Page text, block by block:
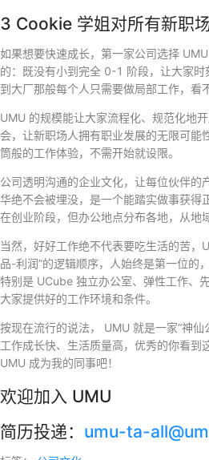
3 Cookie 学姐对所有新职
如果想要快速成长，第一家公司选择
的：既没有小到完全 0-1 阶段，让大家
到大厂那般每个人只需要做局部工作，看
UMU 的规模能让大家流程化、规范化地
会，让新职场人拥有职业发展的无限可能
筒般的工作体验，不需开始就设限。
公司透明沟通的企业文化，让每位伙伴的
华绝不会被埋没，是一个能踏实做事获得
在创业阶段，但办公地点分布各地，从地
当然，好好工作绝不代表要吃生活的苦，
品-利润”的逻辑顺序，人始终是第一位的
特别是 UCube 独立办公室、弹性工作、
大家提供好的工作环境和条件。
按现在流行的说法， UMU 就是一家“神仙
工作成长快、生活质量高，优秀的你看到
UMU 成为我的同事吧！
欢迎加入 UMU
简历投递： umu-ta-